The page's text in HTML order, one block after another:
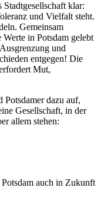
klar:
und Vielfalt steht.
Gemeinsam
Werte in Potsdam gelebt
und
entgegen! Die
Mut,
Potsdamer dazu auf,
Gesellschaft, in der
allem stehen:
auch in Zukunft